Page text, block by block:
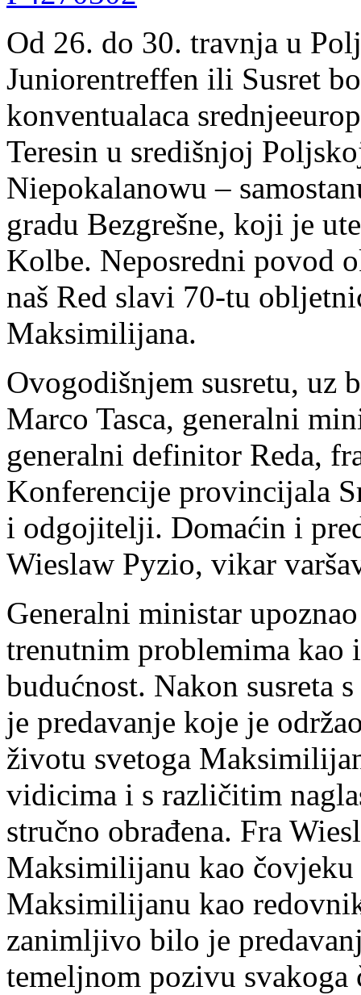
Od 26. do 30. travnja u
Juniorentreffen ili Susret
konventualaca
Teresin u središnjoj
Niepokalanowu –
gradu Bezgrešne, koji je
Kolbe. Neposredni povod
naš Red slavi 70-tu
Maksimilijana.
Ovogodišnjem susretu, uz
Marco Tasca, generalni
generalni definitor Reda,
Konferencije provincijala
i odgojitelji. Domaćin i
Wieslaw Pyzio, vikar
Generalni ministar
trenutnim problemima kao
budućnost. Nakon susreta
je predavanje koje je
životu svetoga
vidicima i s različitim
stručno obrađena. Fra
Maksimilijanu kao
Maksimilijanu kao
zanimljivo bilo je
temeljnom pozivu